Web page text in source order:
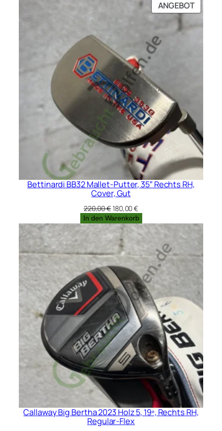
ANGEBOT
IM
Bettinardi BB32 Mallet-Putter, 35″ Rechts RH,
Cover, Gut
220,00€Ursprünglicher
Preis
war:
220,00 €
180,00€Aktueller
Preis
ist:
180,00 €.
In den Warenkorb
Callaway Big Bertha 2023 Holz 5, 19º, Rechts RH,
Regular-Flex